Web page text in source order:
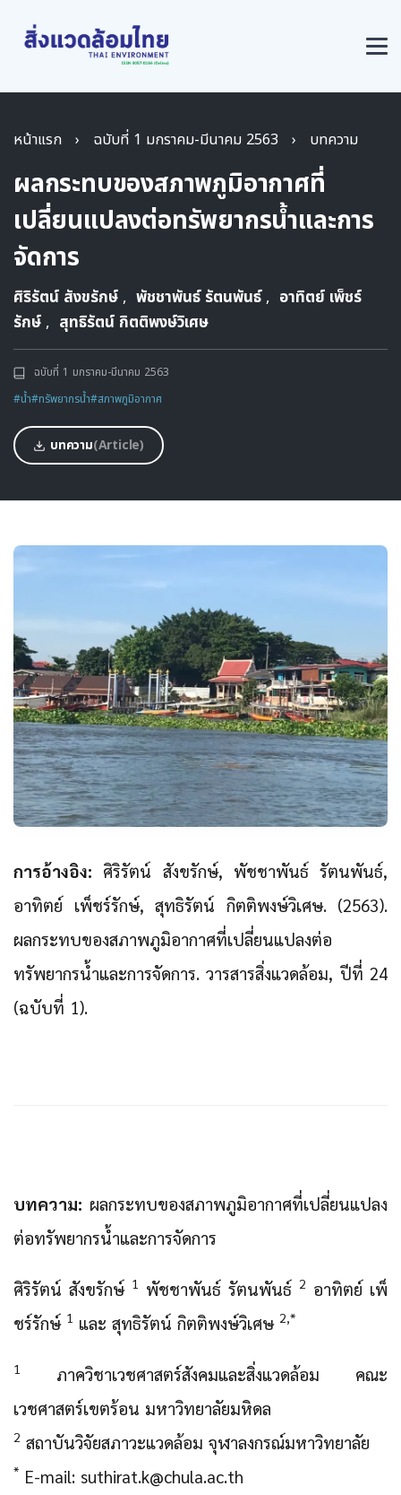
หน้าแรก › ฉบับที่ 1 มกราคม-มีนาคม 2563 › บทความ
ผลกระทบของสภาพภูมิอากาศที่
เปลี่ยนแปลงต่อทรัพยากรน้ำและการ
จัดการ
ศิริรัตน์ สังขรักษ์, พัชชาพันธ์ รัตนพันธ์, อาทิตย์ เพ็ชร์
รักษ์, สุทธิรัตน์ กิตติพงษ์วิเศษ
ฉบับที่ 1 มกราคม-มีนาคม 2563
#น้ำ#ทรัพยากรน้ำ#สภาพภูมิอากาศ
บทความ(Article)
การอ้างอิง: ศิริรัตน์ สังขรักษ์, พัชชาพันธ์ รัตนพันธ์,
อาทิตย์ เพ็ชร์รักษ์, สุทธิรัตน์ กิตติพงษ์วิเศษ. (2563).
ผลกระทบของสภาพภูมิอากาศที่เปลี่ยนแปลงต่อ
ทรัพยากรน้ำและการจัดการ. วารสารสิ่งแวดล้อม, ปีที่ 24
(ฉบับที่ 1).
บทความ: ผลกระทบของสภาพภูมิอากาศที่เปลี่ยนแปลง
ต่อทรัพยากรน้ำและการจัดการ
ศิริรัตน์ สังขรักษ์ 1 พัชชาพันธ์ รัตนพันธ์ 2 อาทิตย์ เพ็
ชร์รักษ์ 1 และ สุทธิรัตน์ กิตติพงษ์วิเศษ 2,*
1
ภาควิชาเวชศาสตร์สังคมและสิ่งแวดล้อม คณะ
เวชศาสตร์เขตร้อน มหาวิทยาลัยมหิดล
2 สถาบันวิจัยสภาวะแวดล้อม จุฬาลงกรณ์มหาวิทยาลัย
* E-mail: suthirat.k@chula.ac.th